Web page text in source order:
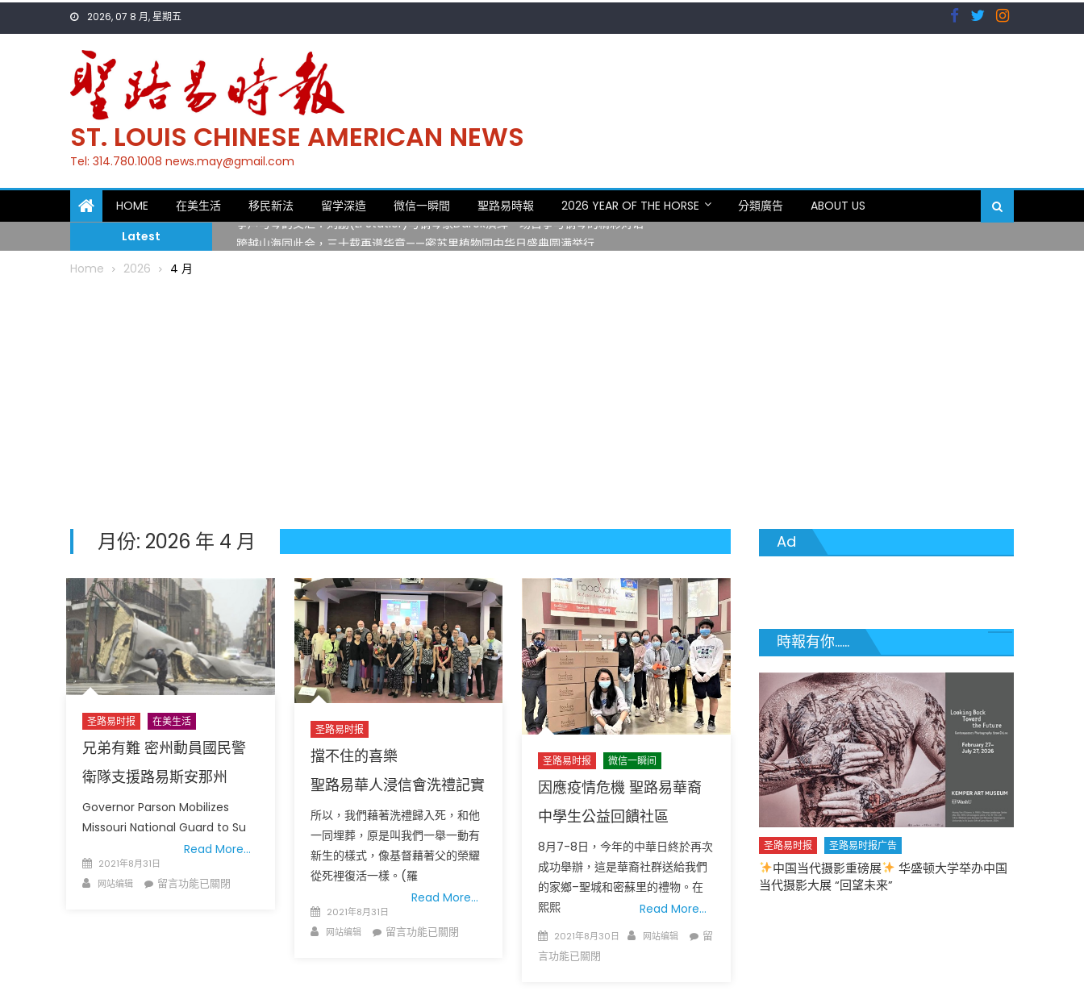
2026, 07 8 月, 星期五
ST. LOUIS CHINESE AMERICAN NEWS
Tel: 314.780.1008 news.may@gmail.com
HOME 在美生活 移民新法 留学深造 微信一瞬間 聖路易時報 2026 YEAR OF THE HORSE 分類廣告
ABOUT US
Latest
一晃三十年，初夏又相逢。中华日，等你来赴约 —— 密苏里植物园“中华日三十周年特别报道（五）
跨越山海同此会，三十载再谱华章——密苏里植物园中华日盛典圆满举行
Home 2026 4 月
月份: 2026 年 4 月
圣路易时报 在美生活
兄弟有難 密州動員國民警
衛隊支援路易斯安那州
Governor Parson Mobilizes
Missouri National Guard to Su
Read More…
Posted
on
2021年8月31日
Author
网站编辑
在
留言功能已關閉
圣路易时报
擋不住的喜樂
聖路易華人浸信會洗禮記實
所以，我們藉著洗禮歸入死，和他
一同埋葬，原是叫我們一舉一動有
新生的樣式，像基督藉著父的榮耀
從死裡復活一樣。(羅
Read More…
Posted
on
2021年8月31日
Author
网站编辑
在
留言功能已關閉
圣路易时报 微信一瞬间
因應疫情危機 聖路易華裔
中學生公益回饋社區
8月7-8日，今年的中華日終於再次
成功舉辦，這是華裔社群送給我們
的家鄉–聖城和密蘇里的禮物。在
熙熙
Read More…
Posted
on
2021年8月30日 Author
网站编辑
在
留
言功能已關閉
Ad
時報有你......
圣路易时报广告
免费健康检查 无需预约 免费赠送血压计供符合
条件者使用 欢迎参加索取! 4月18日星期六 上午
9点至中午 Grace UM Church
圣路易时报 圣路易时报广告
了解您的数字! 3月21日星期六 上午9点至中午
Grace UM Church 免费健康检查
圣路易时报 圣路易时报广告
中国当代摄影重磅展
华盛顿大学举办中国
当代摄影大展 “回望未来”